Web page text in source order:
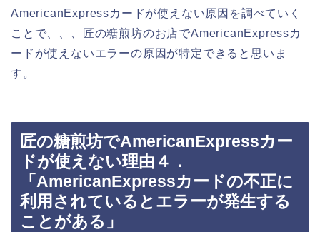
AmericanExpressカードが使えない原因を調べていく
ことで、、、匠の糖煎坊のお店でAmericanExpressカ
ードが使えないエラーの原因が特定できると思いま
す。
匠の糖煎坊でAmericanExpressカー
ドが使えない理由４．
「AmericanExpressカードの不正に
利用されているとエラーが発生する
ことがある」